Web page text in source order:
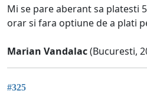
Mi se pare aberant sa platesti
orar si fara optiune de a plati
Marian Vandalac(Bucuresti,
#325